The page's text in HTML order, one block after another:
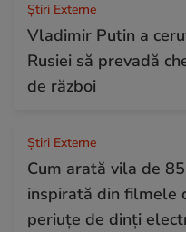
Știri Externe
Vladimir Putin a
Rusiei să prevadă
de război
Știri Externe
Cum arată vila de
inspirată din filmele
periuțe de dinți